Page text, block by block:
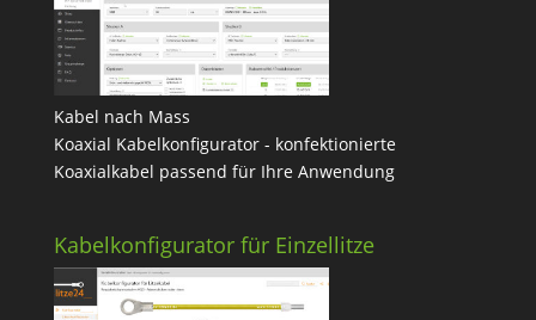
Kabel nach Mass
Koaxial Kabelkonfigurator - konfektionierte
Koaxialkabel passend für Ihre Anwendung
Kabelkonfigurator für Einzellitze